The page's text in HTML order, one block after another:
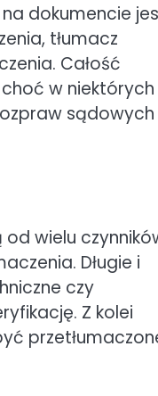
dokumencie
tłumacz
Całość
w niektórych
wielu
Długie i
czy
Z kolei